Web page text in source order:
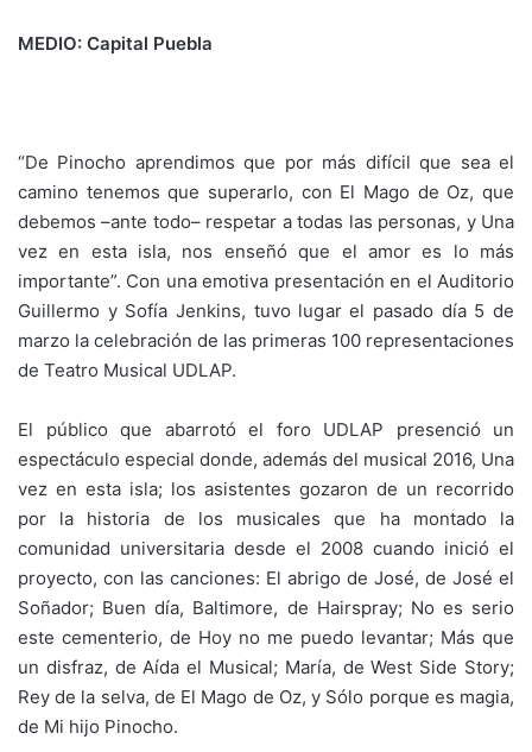
MEDIO: Capital Puebla
“De Pinocho aprendimos que por más difícil que sea el
camino tenemos que superarlo, con El Mago de Oz, que
debemos –ante todo– respetar a todas las personas, y Una
vez en esta isla, nos enseñó que el amor es lo más
importante”. Con una emotiva presentación en el Auditorio
Guillermo y Sofía Jenkins, tuvo lugar el pasado día 5 de
marzo la celebración de las primeras 100 representaciones
de Teatro Musical UDLAP.
El público que abarrotó el foro UDLAP presenció un
espectáculo especial donde, además del musical 2016, Una
vez en esta isla; los asistentes gozaron de un recorrido
por la historia de los musicales que ha montado la
comunidad universitaria desde el 2008 cuando inició el
proyecto, con las canciones: El abrigo de José, de José el
Soñador; Buen día, Baltimore, de Hairspray; No es serio
este cementerio, de Hoy no me puedo levantar; Más que
un disfraz, de Aída el Musical; María, de West Side Story;
Rey de la selva, de El Mago de Oz, y Sólo porque es magia,
de Mi hijo Pinocho.